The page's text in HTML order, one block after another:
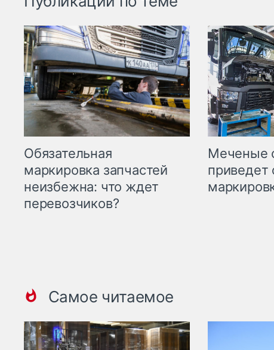
Обязательная
маркировка запчастей
неизбежна: что ждет
перевозчиков?
Меченые
приведет
Самое читаемое